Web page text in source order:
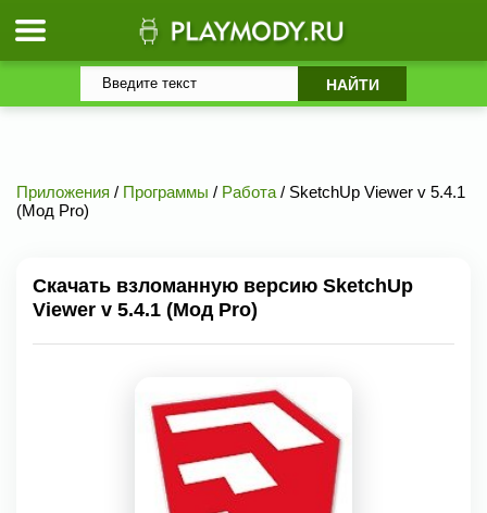
Приложения / Программы / Работа / SketchUp Viewer v 5.4.1
(Мод Pro)
Скачать взломанную версию SketchUp
Viewer v 5.4.1 (Мод Pro)